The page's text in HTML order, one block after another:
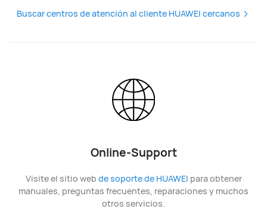
Buscar centros de atención al cliente HUAWEI cercanos
Online-Support
Visite el sitio web de soporte de HUAWEI para obtener
manuales, preguntas frecuentes, reparaciones y muchos
otros servicios.